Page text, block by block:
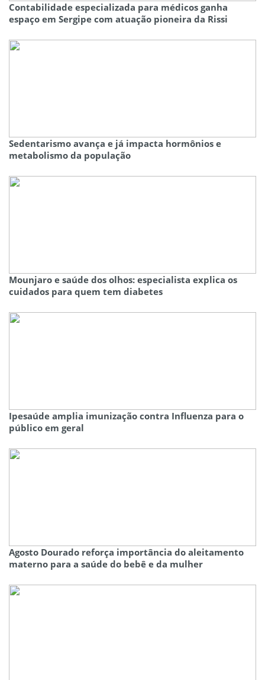
Contabilidade especializada para médicos ganha
espaço em Sergipe com atuação pioneira da Rissi
Sedentarismo avança e já impacta hormônios e
metabolismo da população
Mounjaro e saúde dos olhos: especialista explica os
cuidados para quem tem diabetes
Ipesaúde amplia imunização contra Influenza para o
público em geral
Agosto Dourado reforça importância do aleitamento
materno para a saúde do bebê e da mulher